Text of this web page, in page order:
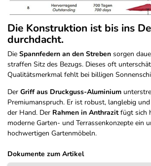
Die Konstruktion ist bis ins
durchdacht.
Die Spannfedern an den Streben sorgen
straffen Sitz des Bezugs. Dieses oft
Qualitätsmerkmal fehlt bei billigen
Der Griff aus Druckguss-Aluminium
Premiumanspruch. Er ist robust, langlebig
der Hand. Der Rahmen in Anthrazitfügt sich
moderne Garten- und Terrassenkonzepte ein
hochwertigen Gartenmöbeln.
Dokumente zum Artikel